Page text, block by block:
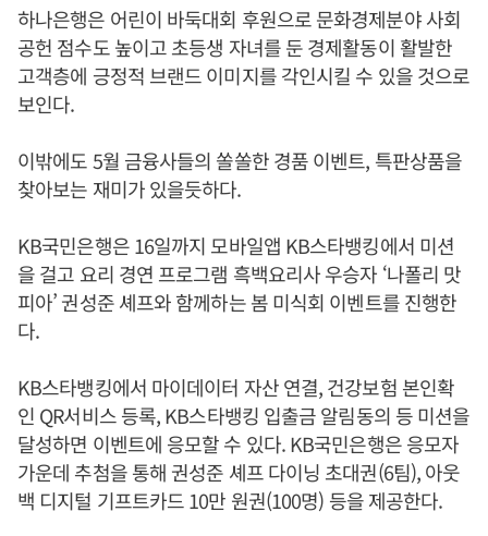
하나은행은 어린이 바둑대회 후원으로 문화경제분야 사회
공헌 점수도 높이고 초등생 자녀를 둔 경제활동이 활발한
고객층에 긍정적 브랜드 이미지를 각인시킬 수 있을 것으로
보인다.
이밖에도 5월 금융사들의 쏠쏠한 경품 이벤트, 특판상품을
찾아보는 재미가 있을듯하다.
KB국민은행은 16일까지 모바일앱 KB스타뱅킹에서 미션
을 걸고 요리 경연 프로그램 흑백요리사 우승자 ‘나폴리 맛
피아’ 권성준 셰프와 함께하는 봄 미식회 이벤트를 진행한
다.
KB스타뱅킹에서 마이데이터 자산 연결, 건강보험 본인확
인 QR서비스 등록, KB스타뱅킹 입출금 알림동의 등 미션을
달성하면 이벤트에 응모할 수 있다. KB국민은행은 응모자
가운데 추첨을 통해 권성준 셰프 다이닝 초대권(6팀), 아웃
백 디지털 기프트카드 10만 원권(100명) 등을 제공한다.